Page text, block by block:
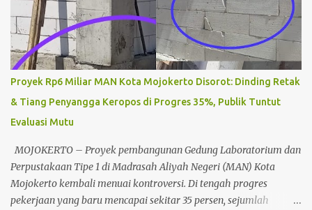
hidup dan menjadi inspirasi bagi seluruh elemen masyarakat
dalam menjaga persatuan, memperkuat persaudaraan, serta
membangun Indonesia yang lebih maju. Kabiro Gresik Media
Sinar Pos (H. Hadi) mengajak masyarakat menjadikan peringatan
HUT RI ke-81 sebagai momentum memperkokoh rasa cinta tanah
air, meningkatkan kepedulian sosial, serta berpartisipasi aktif
dalam pembangunan bangsa sesuai dengan bidang dan
profesinya masing-masing. Pada peringatan HUT RI ke-81 tahun
dan Makmur", y...
Proyek Rp6 Miliar MAN Kota Mojokerto Disorot: Dinding Retak
& Tiang Penyangga Keropos di Progres 35%, Publik Tuntut
Evaluasi Mutu
MOJOKERTO – Proyek pembangunan Gedung Laboratorium dan
Perpustakaan Tipe 1 di Madrasah Aliyah Negeri (MAN) Kota
Mojokerto kembali menuai kontroversi. Di tengah progres
pekerjaan yang baru mencapai sekitar 35 persen, sejumlah